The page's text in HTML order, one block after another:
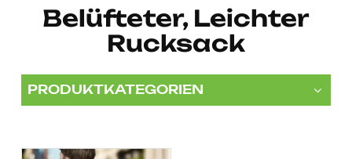
EspañolBelüfteter, Leichter
Rucksack
PRODUKTKATEGORIEN